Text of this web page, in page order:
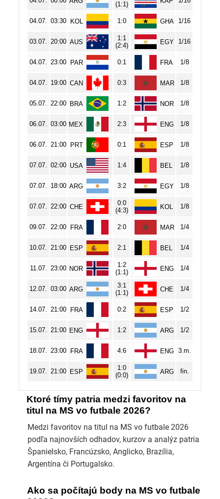
Ktoré tímy patria medzi favoritov na
titul na MS vo futbale 2026?
Medzi favoritov na titul na MS vo futbale 2026
podľa najnovších odhadov, kurzov a analýz patria
Španielsko, Francúzsko, Anglicko, Brazília,
Argentína či Portugalsko.
Ako sa počítajú body na MS vo futbale